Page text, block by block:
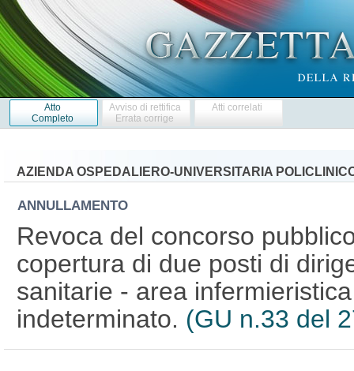
Atto
Completo
Avviso di rettifica
Errata corrige
Atti correlati
AZIENDA OSPEDALIERO-UNIVERSITARIA
ANNULLAMENTO
Revoca del concorso
copertura di due posti di
sanitarie - area
indeterminato. (GU n.33 del